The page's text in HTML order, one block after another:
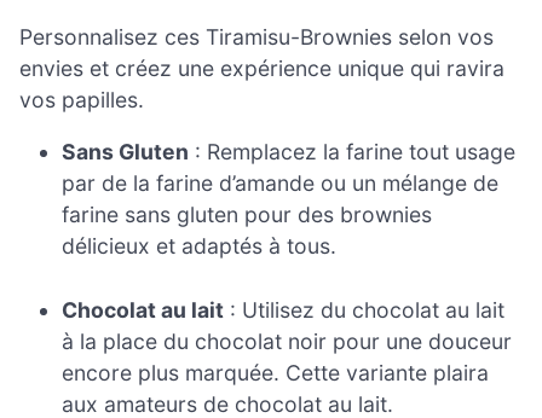
Personnalisez ces Tiramisu-Brownies selon vos
envies et créez une expérience unique qui ravira
vos papilles.
Sans Gluten : Remplacez la farine tout usage
par de la farine d’amande ou un mélange de
farine sans gluten pour des brownies
délicieux et adaptés à tous.
Chocolat au lait : Utilisez du chocolat au lait
à la place du chocolat noir pour une douceur
encore plus marquée. Cette variante plaira
aux amateurs de chocolat au lait.